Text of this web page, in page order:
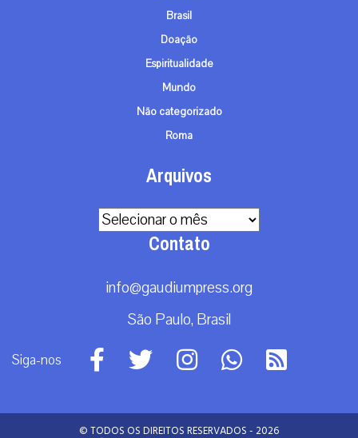
Brasil
Doação
Espiritualidade
Mundo
Não categorizado
Roma
Arquivos
Arquivos
Contato
info@gaudiumpress.org
São Paulo, Brasil
Siga-nos
© TODOS OS DIREITOS RESERVADOS - 2026